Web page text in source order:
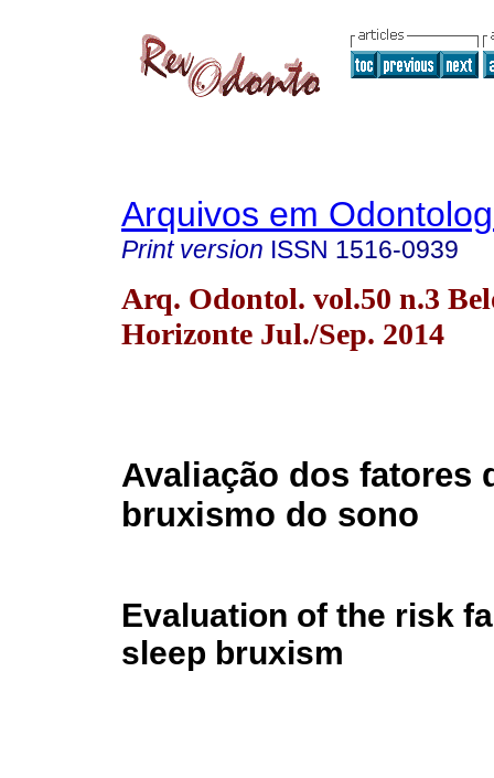
Arquivos em
Print version ISSN 1516-0939
Arq. Odontol. vol.50 n.3
Horizonte Jul./Sep. 2014
Avaliação dos fatores
bruxismo do sono
Evaluation of the risk
sleep bruxism